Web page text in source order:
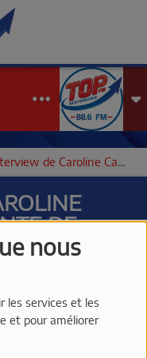
nous
les services et les
et pour améliorer
de Caroline Camus - Présidente de Just'Sanary
DE